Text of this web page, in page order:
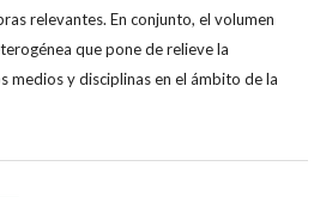
relevantes. En conjunto, el volumen
que pone de relieve la
medios y disciplinas en el ámbito de la